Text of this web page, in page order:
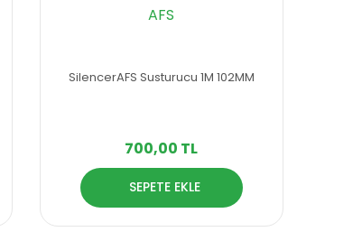
AFS
SilencerAFS Susturucu 1M 102MM
700,00 TL
SEPETE EKLE